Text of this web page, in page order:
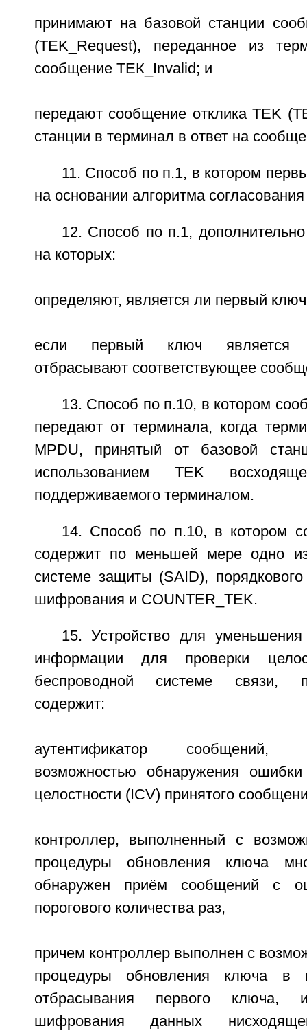
принимают на базовой станции
(TEK_Request), переданное из
сообщение ТЕК_Invalid; и
передают сообщение отклика TEK
станции в терминал в ответ на
11. Способ по п.1, в котором
на основании алгоритма
12. Способ по п.1,
на которых:
определяют, является ли первый
если первый ключ является
отбрасывают соответствующее
13. Способ по п.10, в котором
передают от терминала, когда
MPDU, принятый от базовой
использованием TEK
поддерживаемого терминалом.
14. Способ по п.10, в котором
содержит по меньшей мере одно
системе защиты (SAID),
шифрования и COUNTER_TEK.
15. Устройство для
информации для проверки
беспроводной системе связи,
содержит:
аутентификатор
возможностью обнаружения ошибки
целостности (ICV) принятого
контроллер, выполненный с
процедуры обновления ключа
обнаружен приём сообщений с
порогового количества раз,
причем контроллер выполнен с
процедуры обновления ключа в
отбрасывания первого ключа,
шифрования данных